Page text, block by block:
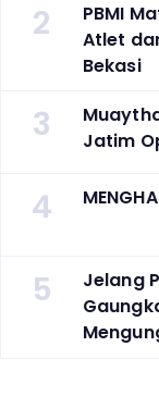
2
PBMI
Atlet
Bekasi
3
Jatim
4
5
Jelang